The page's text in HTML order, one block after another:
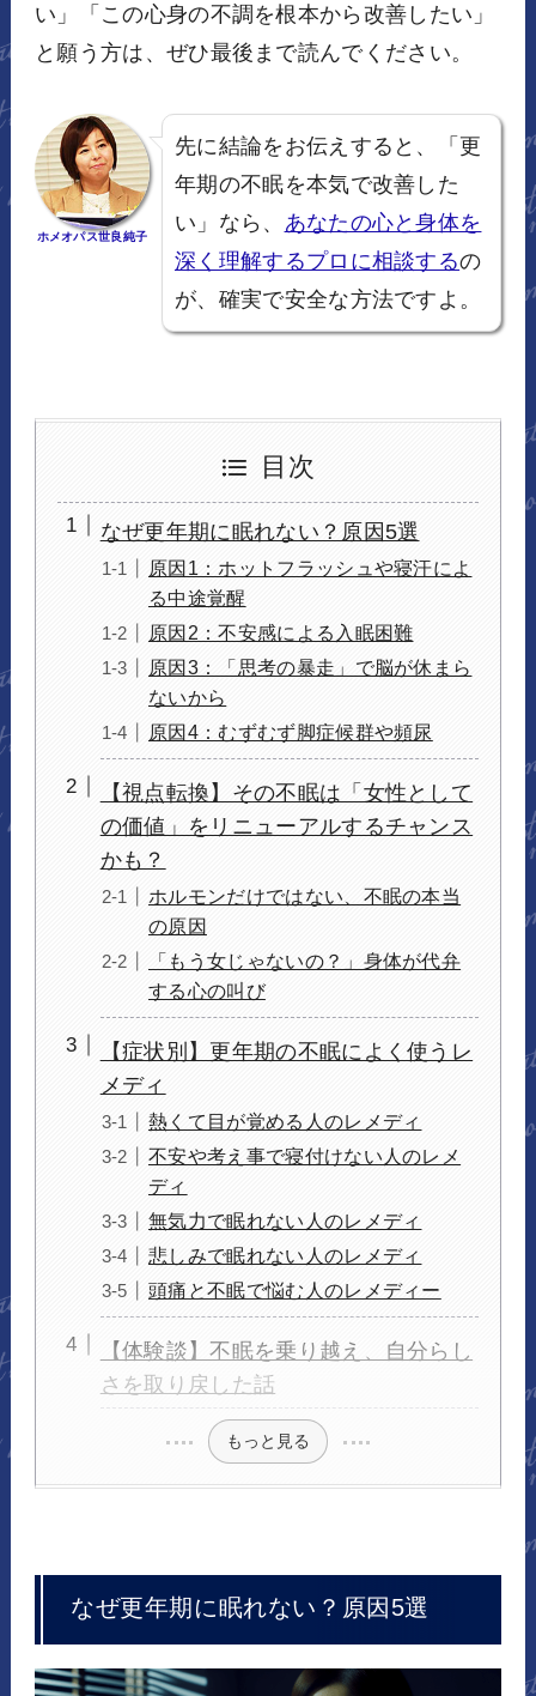
い」「この心身の不調を根本から改善したい」
と願う方は、ぜひ最後まで読んでください。
ホメオパス世良純子
先に結論をお伝えすると、「更
年期の不眠を本気で改善した
い」なら、 あなたの心と身体を
深く理解するプロに相談するの
が、確実で安全な方法ですよ。
目次
なぜ更年期に眠れない？原因5選
原因1：ホットフラッシュや寝汗によ
る中途覚醒
原因2：不安感による入眠困難
原因3：「思考の暴走」で脳が休まら
ないから
原因4：むずむず脚症候群や頻尿
【視点転換】その不眠は「女性として
の価値」をリニューアルするチャンス
かも？
ホルモンだけではない、不眠の本当
の原因
「もう女じゃないの？」身体が代弁
する心の叫び
【症状別】更年期の不眠によく使うレ
メディ
熱くて目が覚める人のレメディ
不安や考え事で寝付けない人のレメ
ディ
無気力で眠れない人のレメディ
悲しみで眠れない人のレメディ
頭痛と不眠で悩む人のレメディー
【体験談】不眠を乗り越え、自分らし
さを取り戻した話
もっと見る
なぜ更年期に眠れない？原因5選